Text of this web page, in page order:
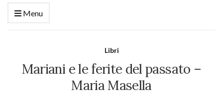
Menu
Libri
Mariani e le ferite del passato –
Maria Masella